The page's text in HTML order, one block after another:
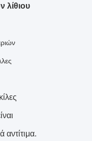
λίθιου
αντίτιμα.